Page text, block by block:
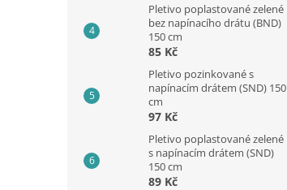
Pletivo poplastované zelené
bez napínacího drátu (BND)
150 cm
85 Kč
Pletivo pozinkované s
napínacím drátem (SND) 150
cm
97 Kč
Pletivo poplastované zelené
s napínacím drátem (SND)
150 cm
89 Kč